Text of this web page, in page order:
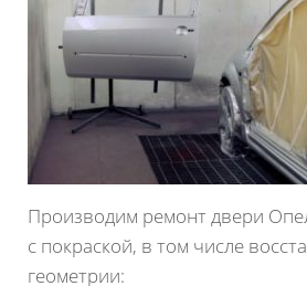
Производим ремонт двери
с покраской, в том числе
геометрии: